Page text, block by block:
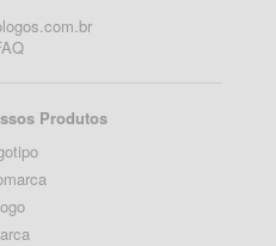
Produtos